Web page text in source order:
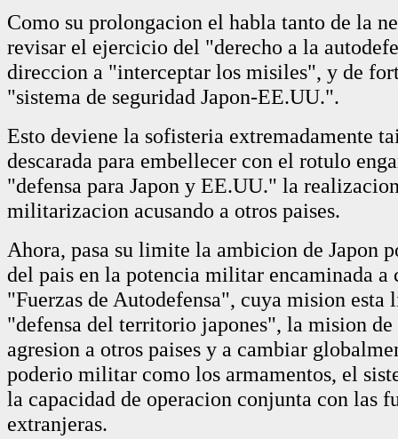
Como su prolongacion el habla tanto de la
revisar el ejercicio del "derecho a la
direccion a "interceptar los misiles", y de
"sistema de seguridad Japon-EE.UU.".
Esto deviene la sofisteria extremadamente
descarada para embellecer con el rotulo
"defensa para Japon y EE.UU." la
militarizacion acusando a otros paises.
Ahora, pasa su limite la ambicion de Japon
del pais en la potencia militar encaminada a
"Fuerzas de Autodefensa", cuya mision esta
"defensa del territorio japones", la mision de
agresion a otros paises y a cambiar
poderio militar como los armamentos, el
la capacidad de operacion conjunta con las
extranjeras.